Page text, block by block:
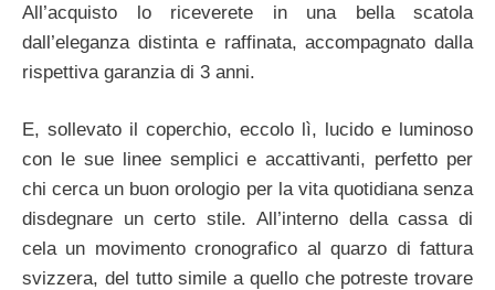
All’acquisto lo riceverete in una bella scatola
dall’eleganza distinta e raffinata, accompagnato dalla
rispettiva garanzia di 3 anni.
E, sollevato il coperchio, eccolo lì, lucido e luminoso
con le sue linee semplici e accattivanti, perfetto per
chi cerca un buon orologio per la vita quotidiana senza
disdegnare un certo stile. All’interno della cassa di
cela un movimento cronografico al quarzo di fattura
svizzera, del tutto simile a quello che potreste trovare